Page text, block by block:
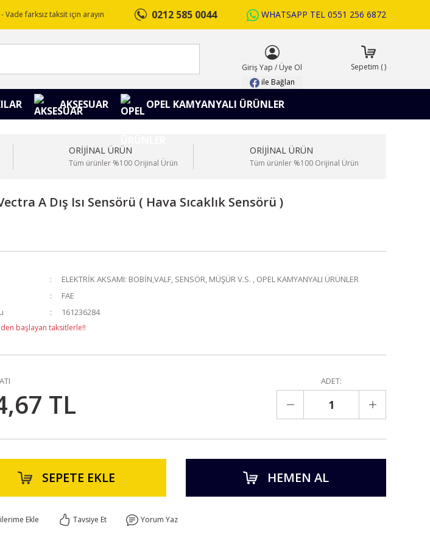
- Vade farksız taksit için arayın 0212 585 0044 WHATSAPP TEL 0551 256 6872
Giriş Yap / Üye Ol
ile Bağlan
Sepetim ()
AKSESUAR OPEL KAMYANYALI ÜRÜNLER
ORİJİNAL ÜRÜN
Tüm ürünler %100 Orijinal Ürün
ORİJİNAL ÜRÜN
Tüm ürünler %100 Orijinal Ürün
A Dış Isı Sensörü ( Hava Sıcaklık Sensörü )
ELEKTRİK AKSAMI: BOBİN,VALF, SENSÖR, MÜŞÜR V.S. , OPEL KAMYANYALI ÜRÜNLER
FAE
161236284
başlayan taksitlerle!!
TL
ADET:
SEPETE EKLE HEMEN AL
Tavsiye Et Yorum Yaz